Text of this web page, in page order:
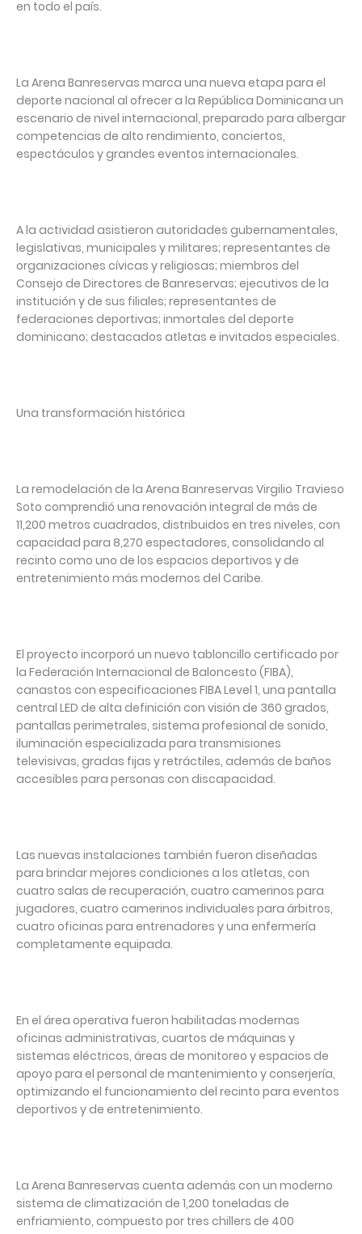
en todo el país.
La Arena Banreservas marca una nueva etapa para el
deporte nacional al ofrecer a la República Dominicana un
escenario de nivel internacional, preparado para albergar
competencias de alto rendimiento, conciertos,
espectáculos y grandes eventos internacionales.
A la actividad asistieron autoridades gubernamentales,
legislativas, municipales y militares; representantes de
organizaciones cívicas y religiosas; miembros del
Consejo de Directores de Banreservas; ejecutivos de la
institución y de sus filiales; representantes de
federaciones deportivas; inmortales del deporte
dominicano; destacados atletas e invitados especiales.
Una transformación histórica
La remodelación de la Arena Banreservas Virgilio Travieso
Soto comprendió una renovación integral de más de
11,200 metros cuadrados, distribuidos en tres niveles, con
capacidad para 8,270 espectadores, consolidando al
recinto como uno de los espacios deportivos y de
entretenimiento más modernos del Caribe.
El proyecto incorporó un nuevo tabloncillo certificado por
la Federación Internacional de Baloncesto (FIBA),
canastos con especificaciones FIBA Level 1, una pantalla
central LED de alta definición con visión de 360 grados,
pantallas perimetrales, sistema profesional de sonido,
iluminación especializada para transmisiones
televisivas, gradas fijas y retráctiles, además de baños
accesibles para personas con discapacidad.
Las nuevas instalaciones también fueron diseñadas
para brindar mejores condiciones a los atletas, con
cuatro salas de recuperación, cuatro camerinos para
jugadores, cuatro camerinos individuales para árbitros,
cuatro oficinas para entrenadores y una enfermería
completamente equipada.
En el área operativa fueron habilitadas modernas
oficinas administrativas, cuartos de máquinas y
sistemas eléctricos, áreas de monitoreo y espacios de
apoyo para el personal de mantenimiento y conserjería,
optimizando el funcionamiento del recinto para eventos
deportivos y de entretenimiento.
La Arena Banreservas cuenta además con un moderno
sistema de climatización de 1,200 toneladas de
enfriamiento, compuesto por tres chillers de 400